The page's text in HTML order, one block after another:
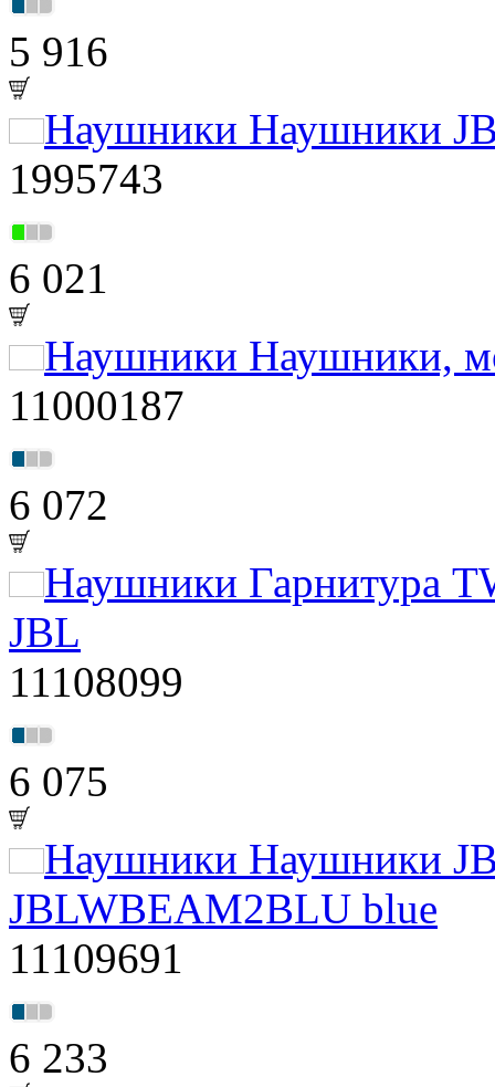
5 916
Наушники Наушники
1995743
6 021
Наушники Наушники,
11000187
6 072
Наушники Гарнитура
JBL
11108099
6 075
Наушники Наушники
JBLWBEAM2BLU blue
11109691
6 233